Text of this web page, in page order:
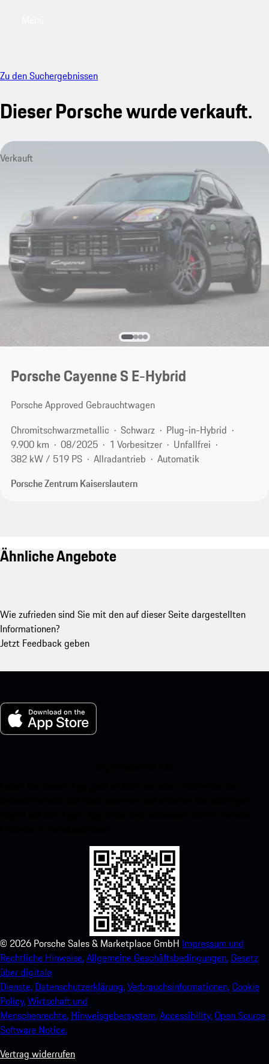
Zu den Suchergebnissen
Dieser Porsche wurde verkauft.
Verkauft
Porsche Cayenne S E-Hybrid
Porsche Approved Gebrauchtwagen
Chromitschwarzmetallic
Schwarz
Plug-in-Hybrid
9.900 km
08/2025 1 Vorbesitzer
Unfallfrei
382 kW / 519 PS
Allradantrieb
Automatik
Porsche Zentrum Kaiserslautern
Ähnliche Angebote
Wie zufrieden sind Sie mit den auf dieser Seite dargestellten
Informationen?
Jetzt Feedback geben
© 2026 Porsche Sales & Marketplace GmbH Impressum und
Rechtliche Hinweise.Allgemeine Geschäftsbedingungen.Gesetz
über digitale
Dienste. Datenschutzerklärung.Verbrauchsinformationen.Cookie
Policy.Wirtschaft und
Menschenrechte. Hinweisgebersystem.Accessibility.Open Source
Software Notice.
Vertrag widerrufen